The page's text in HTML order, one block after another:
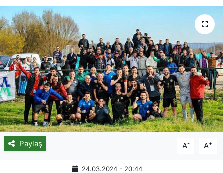
Paylaş A- A+
24.03.2024 - 20:44
Haber Arşivi